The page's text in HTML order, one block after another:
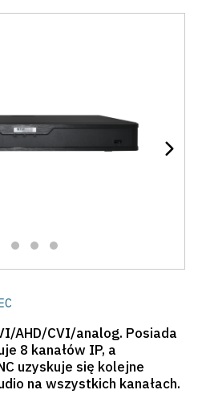
AHD/CVI/analog. Posiada
8 kanałów IP, a
uzyskuje się kolejne
na wszystkich kanałach.